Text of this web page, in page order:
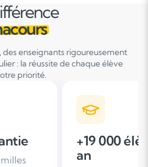
des enseignants rigoureusement
: la réussite de chaque élève
priorité.
/
+ de 25 ans